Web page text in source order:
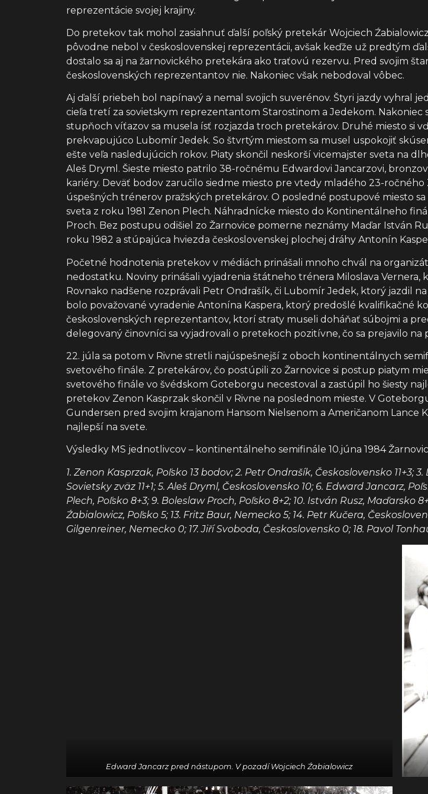
reprezentácie svojej krajiny.
Do pretekov tak mohol zasiahnuť ďalší poľský pretekár Wojciech
pôvodne nebol v československej reprezentácii, avšak keďže už predtým
dostalo sa aj na žarnovického pretekára ako traťovú rezervu. Pred svojim
československých reprezentantov nie. Nakoniec však nebodoval vôbec.
Aj ďalší priebeh bol napínavý a nemal svojich suverénov. Štyri jazdy vyhral
cieľa tretí za sovietskym reprezentantom Starostinom a Jedekom.
stupňoch víťazov sa musela ísť rozjazda troch pretekárov. Druhé miesto si
prekvapujúco Lubomír Jedek. So štvrtým miestom sa musel uspokojiť
ešte veľa nasledujúcich rokov. Piaty skončil neskorší vicemajster sveta na
Aleš Dryml. Šieste miesto patrilo 38-ročnému Edwardovi Jancarzovi,
kariéry. Deväť bodov zaručilo siedme miesto pre vtedy mladého 23-
úspešných trénerov pražských pretekárov. O posledné postupové miesto
sveta z roku 1981 Zenon Plech. Náhradnícke miesto do Kontinentálneho
Proch. Bez postupu odišiel zo Žarnovice pomerne neznámy Maďar István
roku 1982 a stúpajúca hviezda československej plochej dráhy Antonín
Početné hodnotenia pretekov v médiách prinášali mnoho chvál na
nedostatku. Noviny prinášali vyjadrenia štátneho trénera Miloslava
Rovnako nadšene rozprávali Petr Ondrašík, či Lubomír Jedek, ktorý jazdil
bolo považované vyradenie Antonína Kaspera, ktorý predošlé kvalifikačné
československých reprezentantov, ktorí straty museli doháňať súbojmi a
delegovaný činovníci sa vyjadrovali o pretekoch pozitívne, čo sa prejavilo
22. júla sa potom v Rivne stretli najúspešnejší z oboch kontinentálnych
svetového finále. Z pretekárov, čo postúpili zo Žarnovice si postup piatym
svetového finále vo švédskom Goteborgu necestoval a zastúpil ho šiesty
pretekov Zenon Kasprzak skončil v Rivne na poslednom mieste. V
Gundersen pred svojim krajanom Hansom Nielsenom a Američanom
najlepší na svete.
Výsledky MS jednotlivcov – kontinentálneho semifinále 10.júna 1984
1. Zenon Kasprzak, Poľsko 13 bodov; 2. Petr Ondrašík, Československo 11+3;
Sovietsky zväz 11+1; 5. Aleš Dryml, Československo 10; 6. Edward Jancarz,
Plech, Poľsko 8+3; 9. Boleslaw Proch, Poľsko 8+2; 10. István Rusz, Maďarsko
Źabialowicz, Poľsko 5; 13. Fritz Baur, Nemecko 5; 14. Petr Kučera,
Gilgenreiner, Nemecko 0; 17. Jiří Svoboda, Československo 0; 18. Pavol
Edward Jancarz pred nástupom. V pozadí Wojciech Źabialowicz